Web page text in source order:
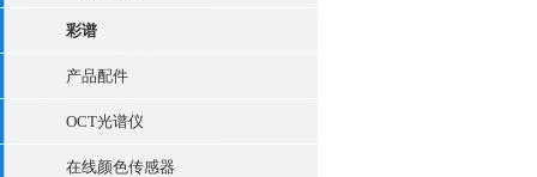
彩谱
产品配件
OCT光谱仪
在线颜色传感器